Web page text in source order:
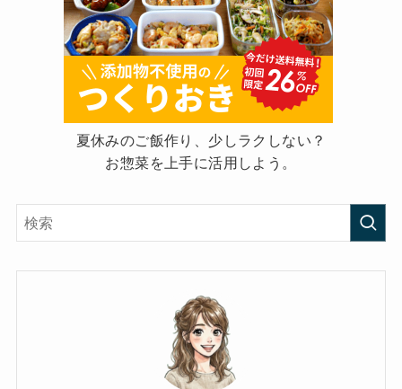
夏休みのご飯作り、少しラクしない？
お惣菜を上手に活用しよう。